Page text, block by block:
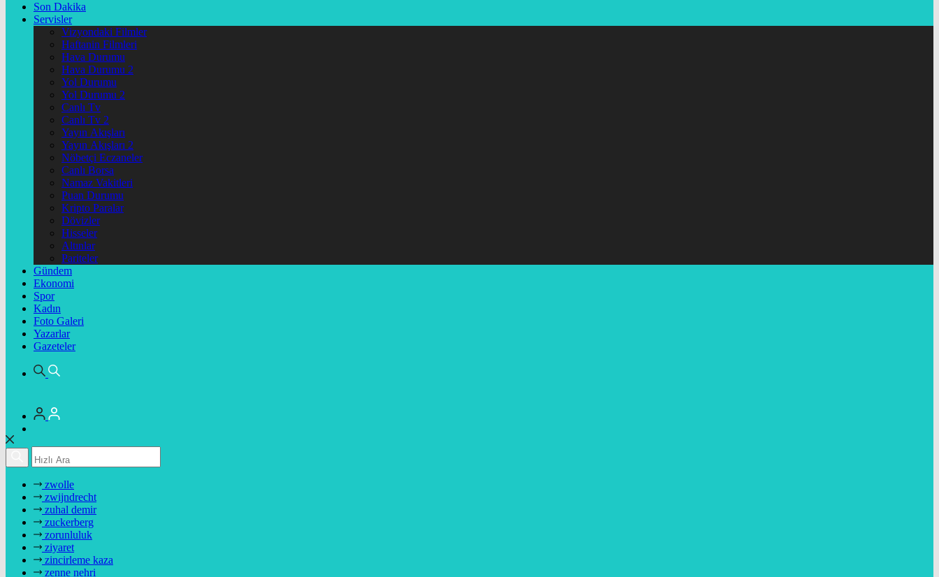
Son Dakika
Servisler
Vizyondaki Filmler
Haftanin Filmleri
Hava Durumu
Hava Durumu 2
Yol Durumu
Yol Durumu 2
Canlı Tv
Canlı Tv 2
Yayın Akışları
Yayın Akışları 2
Nöbetçi Eczaneler
Canlı Borsa
Namaz Vakitleri
Puan Durumu
Kripto Paralar
Dövizler
Hisseler
Altınlar
Pariteler
Gündem
Ekonomi
Spor
Kadın
Foto Galeri
Yazarlar
Gazeteler
zwolle
zwijndrecht
zuhal demir
zuckerberg
zorunluluk
ziyaret
zincirleme kaza
zenne nehri